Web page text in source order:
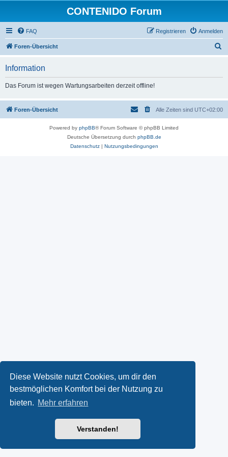
Diese Website nutzt Cookies, um dir den
bestmöglichen Komfort bei der Nutzung zu
bieten. Mehr erfahren
Verstanden!
CONTENIDO Forum
FAQ Anmelden
Registrieren
Foren-Übersicht
Information
Das Forum ist wegen Wartungsarbeiten derzeit offline!
Foren-Übersicht Alle Zeiten sind UTC+02:00
Powered by phpBB® Forum Software © phpBB Limited
Deutsche Übersetzung durch phpBB.de
Datenschutz| Nutzungsbedingungen